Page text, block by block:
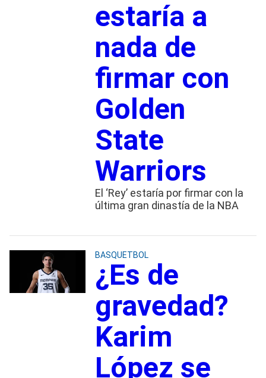
estaría a
nada de
firmar con
Golden
State
Warriors
El ‘Rey’ estaría por firmar con la
última gran dinastía de la NBA
BASQUETBOL
¿Es de
gravedad?
Karim
López se